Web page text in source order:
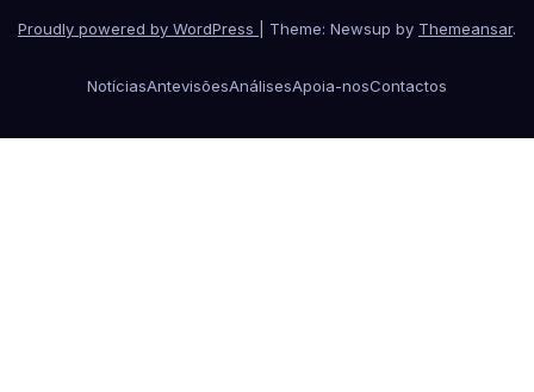
Proudly powered by WordPress Theme: Newsup by Themeansar.
NotíciasAntevisõesAnálisesApoia-nosContactos